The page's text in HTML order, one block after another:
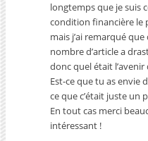
longtemps que je suis
condition financière le
mais j’ai remarqué
nombre d’article a
donc quel était l’avenir
Est-ce que tu as envie
ce que c’était juste un
En tout cas merci
intéressant !